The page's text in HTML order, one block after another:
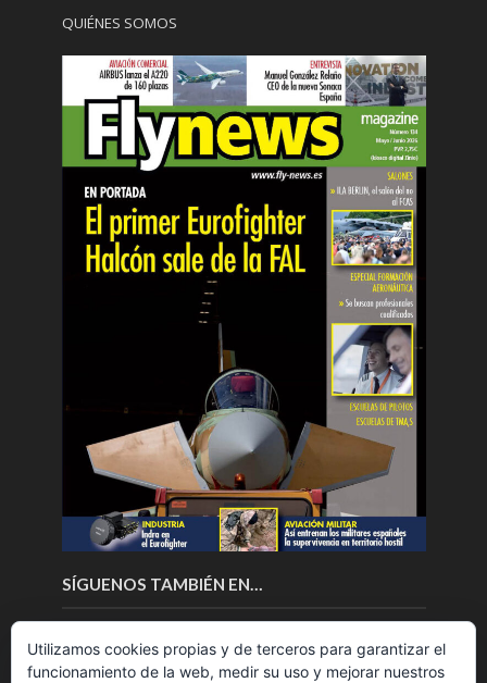
QUIÉNES SOMOS
SÍGUENOS TAMBIÉN EN…
Utilizamos cookies propias y de terceros para garantizar el
funcionamiento de la web, medir su uso y mejorar nuestros